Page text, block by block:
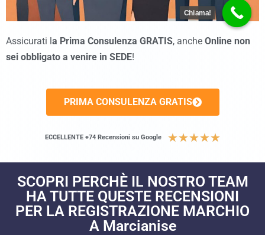
Assicurati la Prima Consulenza GRATIS, anche Online non
sei obbligato a venire in SEDE!
PRIMA CONSULENZA GRATIS
ECCELLENTE +74 Recensioni su Google ★★★★★
SCOPRI PERCHÈ IL NOSTRO TEAM
HA TUTTE QUESTE RECENSIONI
PER LA REGISTRAZIONE MARCHIO
A Marcianise
Chiama!